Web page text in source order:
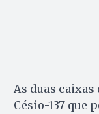
As duas
Césio-137 que